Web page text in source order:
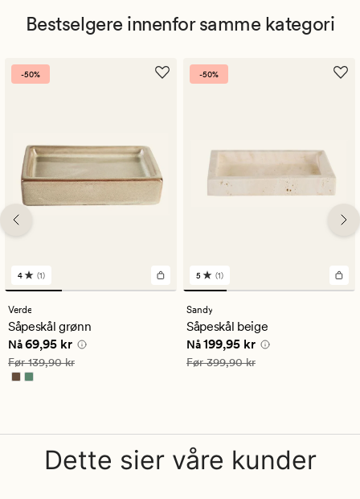
Bestselgere innenfor samme kategori
-50%
1
anmeldelser
med
en
gjennomsnittlig
vurdering
på
4
4 (1)
Verde
Såpeskål grønn
Nåværende pris
Nå69,95 kr
Vanlig pris 139,90 kr
Før139,90 kr
-50%
1
anmeldelser
med
en
gjennomsnittlig
vurdering
på
5
5 (1)
Sandy
Såpeskål beige
Nåværende pris
Nå199,95 kr
Vanlig pris 399,90 kr
Før399,90 kr
Dette sier våre kunder